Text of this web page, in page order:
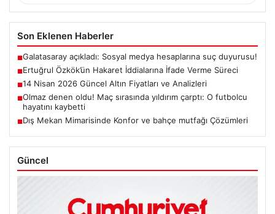
Son Eklenen Haberler
■Galatasaray açıkladı: Sosyal medya hesaplarına suç duyurusu!
■Ertuğrul Özkök’ün Hakaret İddialarına İfade Verme Süreci
■14 Nisan 2026 Güncel Altın Fiyatları ve Analizleri
■Olmaz denen oldu! Maç sırasında yıldırım çarptı: O futbolcu
hayatını kaybetti
■Dış Mekan Mimarisinde Konfor ve bahçe mutfağı Çözümleri
Güncel